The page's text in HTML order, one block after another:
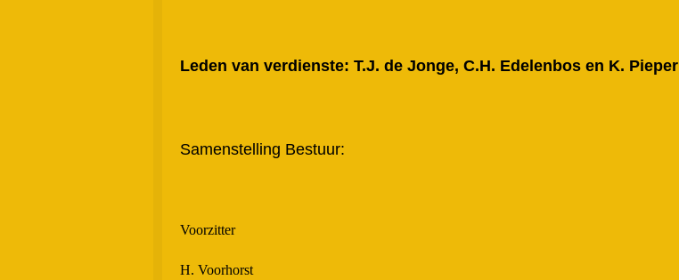
Leden van verdienste: T.J. de Jonge, C.H. Edelenbos en K. Pieper
Samenstelling Bestuur:
Voorzitter
H. Voorhorst